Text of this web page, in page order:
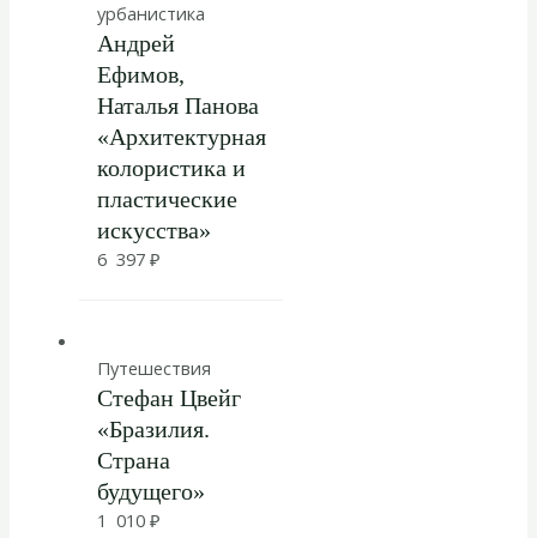
урбанистика
Андрей
Ефимов,
Наталья Панова
«Архитектурная
колористика и
пластические
искусства»
6 397 ₽
Путешествия
Стефан Цвейг
«Бразилия.
Страна
будущего»
1 010 ₽